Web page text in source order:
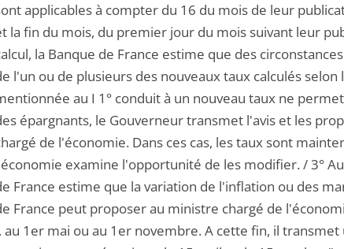
applicables à compter du 16 du mois de leur
la fin du mois, du premier jour du mois suivant leur
la Banque de France estime que des
l'un ou de plusieurs des nouveaux taux calculés
au I 1° conduit à un nouveau taux ne
épargnants, le Gouverneur transmet l'avis et les
de l'économie. Dans ces cas, les taux sont
examine l'opportunité de les modifier. / 3°
France estime que la variation de l'inflation ou des
France peut proposer au ministre chargé de
au 1er mai ou au 1er novembre. A cette fin, il